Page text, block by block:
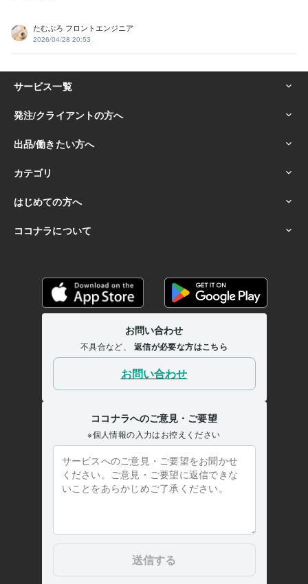
たむぷろ フロントエンジニア
2026/04/28 20:53